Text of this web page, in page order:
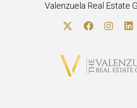
Valenzuela Real Estate